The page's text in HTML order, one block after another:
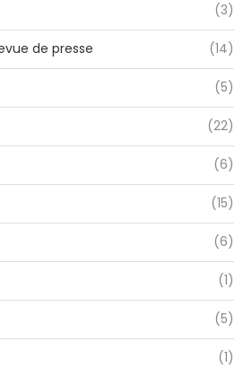
(3)
de presse (14)
(5)
(22)
(6)
(15)
(6)
(1)
(5)
(1)